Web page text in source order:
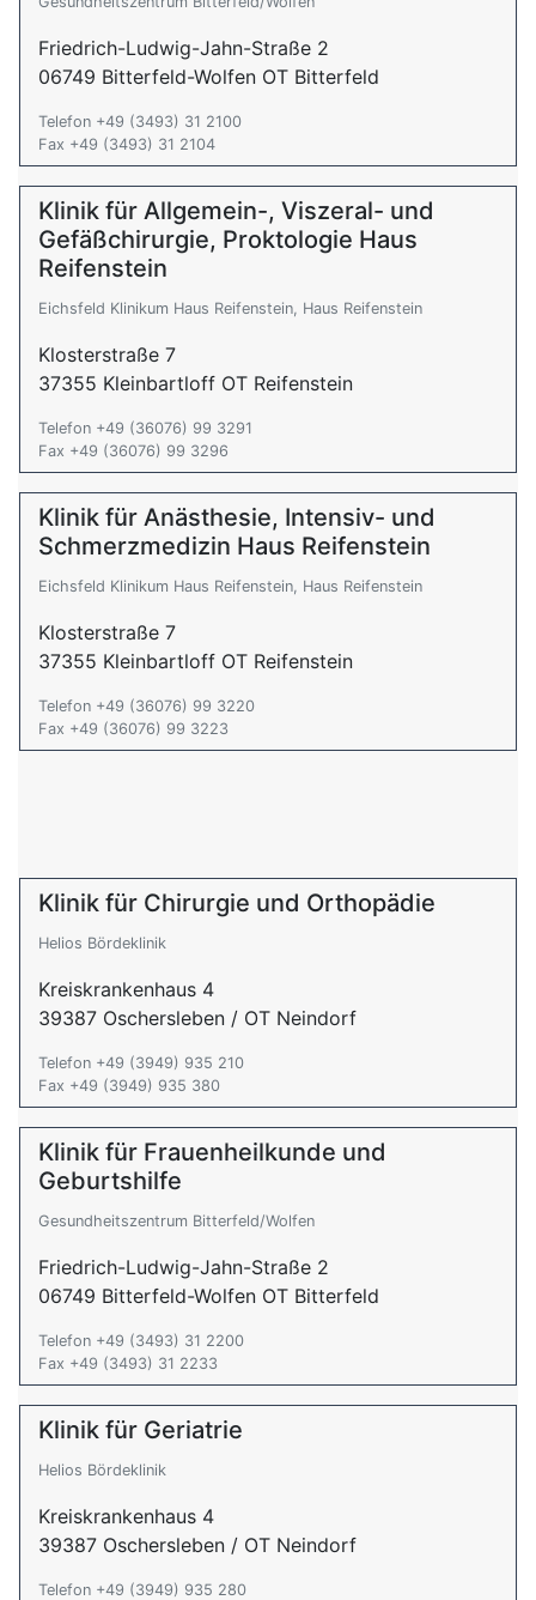
Friedrich-Ludwig-Jahn-Straße 2
06749 Bitterfeld-Wolfen OT Bitterfeld
Telefon +49 (3493) 31 2100
Fax +49 (3493) 31 2104
Klinik für Allgemein-, Viszeral- und
Gefäßchirurgie, Proktologie Haus
Reifenstein
Eichsfeld Klinikum Haus Reifenstein, Haus Reifenstein
Klosterstraße 7
37355 Kleinbartloff OT Reifenstein
Telefon +49 (36076) 99 3291
Fax +49 (36076) 99 3296
Klinik für Anästhesie, Intensiv- und
Schmerzmedizin Haus Reifenstein
Eichsfeld Klinikum Haus Reifenstein, Haus Reifenstein
Klosterstraße 7
37355 Kleinbartloff OT Reifenstein
Telefon +49 (36076) 99 3220
Fax +49 (36076) 99 3223
Klinik für Chirurgie und Orthopädie
Helios Bördeklinik
Kreiskrankenhaus 4
39387 Oschersleben / OT Neindorf
Telefon +49 (3949) 935 210
Fax +49 (3949) 935 380
Klinik für Frauenheilkunde und
Geburtshilfe
Gesundheitszentrum Bitterfeld/Wolfen
Friedrich-Ludwig-Jahn-Straße 2
06749 Bitterfeld-Wolfen OT Bitterfeld
Telefon +49 (3493) 31 2200
Fax +49 (3493) 31 2233
Klinik für Geriatrie
Helios Bördeklinik
Kreiskrankenhaus 4
39387 Oschersleben / OT Neindorf
Telefon +49 (3949) 935 280